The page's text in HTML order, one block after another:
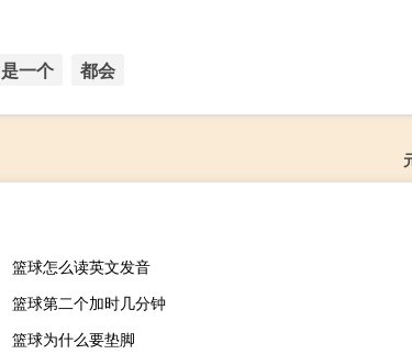
是一个 都会
篮球怎么读英文发音
篮球第二个加时几分钟
篮球为什么要垫脚